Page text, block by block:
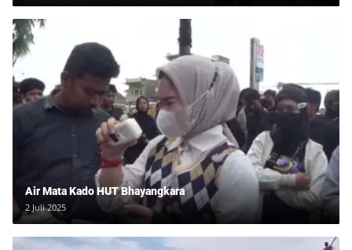
Air Mata Kado HUT Bhayangkara
2 Juli 2025